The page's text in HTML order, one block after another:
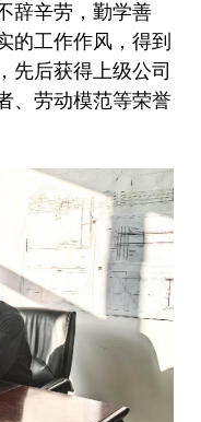
辞辛劳，勤学善
的工作作风，得到
先后获得上级公司
、劳动模范等荣誉